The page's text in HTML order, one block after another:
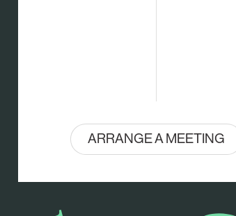
ARRANGE A MEETING